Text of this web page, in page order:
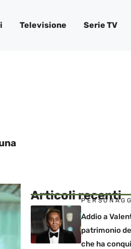
Televisione Serie TV
Articoli recenti
Addio a
patrimonio
che ha